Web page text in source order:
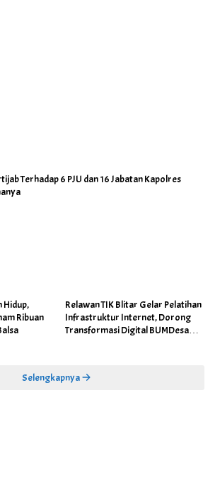
Terhadap 6 PJU dan 16 Jabatan Kapolres
Hidup,
Ribuan
Relawan TIK Blitar Gelar Pelatihan
Infrastruktur Internet, Dorong
Transformasi Digital BUMDesa
Selengkapnya